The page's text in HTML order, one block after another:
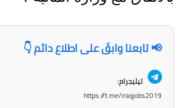
المرحلة
📢 تابعنا وابقَ على اطلاع دائم 👇
تيليجرام:
https://t.me/iraqjobs2019